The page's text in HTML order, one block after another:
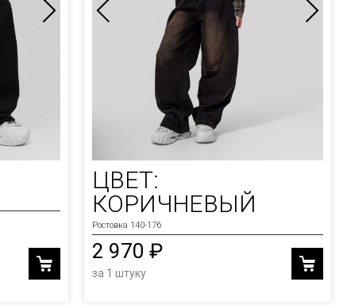
ЦВЕТ:
КОРИЧНЕВЫЙ
Ростовка 140-176
2 970 ₽
за 1 штуку